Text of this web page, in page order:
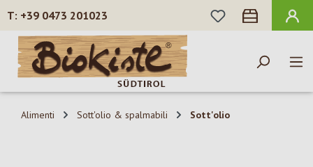
Passa al contenuto principale
+39 0473 201023
HAI 0 ARTICOLI
Alimenti Sott'olio & spalmabili Sott'olio